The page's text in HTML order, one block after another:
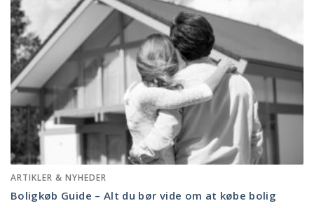
ARTIKLER & NYHEDER
Boligkøb Guide – Alt du bør vide om at købe bolig